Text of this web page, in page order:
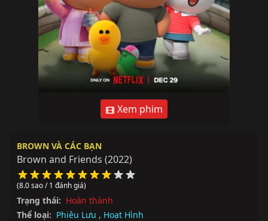
Xem phim
BROWN VÀ CÁC BẠN
Brown and Friends (2022)
(8.0 sao / 1 đánh giá)
Trạng thái: Hoàn thành
Thể loại: Phiêu Lưu , Hoạt Hình